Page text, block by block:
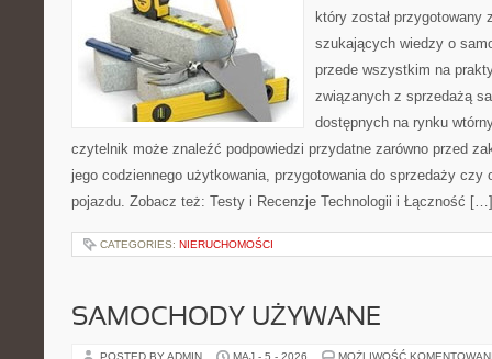
który został przygotowany
szukających wiedzy o
przede wszystkim na
związanych z sprzedażą
dostępnych na rynku
czytelnik może znaleźć podpowiedzi przydatne zarówno przed
jego codziennego użytkowania, przygotowania do sprzedaży czy
pojazdu. Zobacz też: Testy i Recenzje Technologii i Łączność […]
CATEGORIES: NIERUCHOMOŚCI
SAMOCHODY UŻYWANE
POSTED BY ADMIN MAJ - 5 - 2026 MOŻLIWOŚĆ